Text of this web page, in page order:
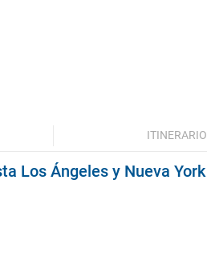
ITINERARIO
Los Ángeles y Nueva York